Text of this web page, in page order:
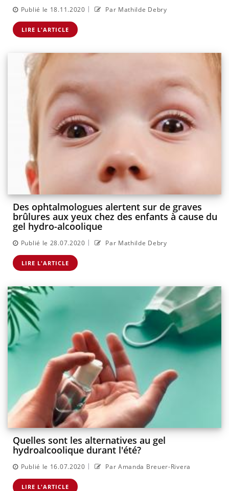
Publié le 18.11.2020 | Par Mathilde Debry
LIRE L'ARTICLE
Des ophtalmologues alertent sur de graves
brûlures aux yeux chez des enfants à cause du
gel hydro-alcoolique
Publié le 28.07.2020 | Par Mathilde Debry
LIRE L'ARTICLE
Quelles sont les alternatives au gel
hydroalcoolique durant l'été?
Publié le 16.07.2020 | Par Amanda Breuer-Rivera
LIRE L'ARTICLE